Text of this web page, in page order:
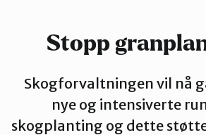
Narvik
Rana
Stopp
Skogforvaltningen vil nå
nye og intensiverte
skogplanting og dette